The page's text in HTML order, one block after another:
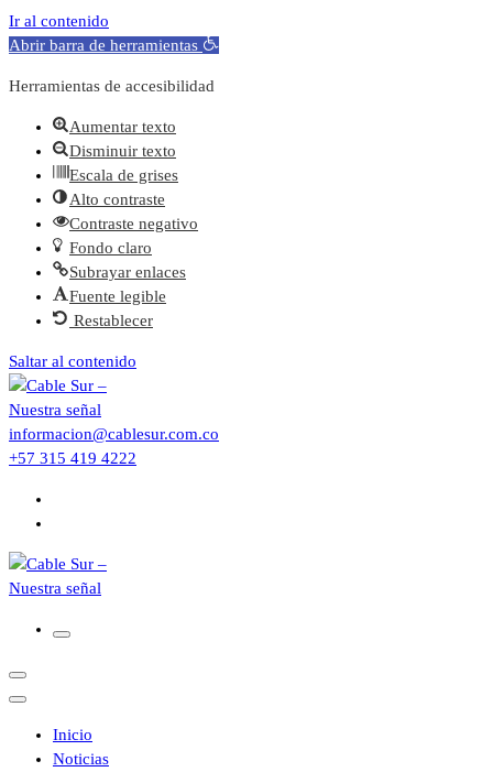
Ir al contenido
Abrir barra de herramientas
Herramientas de accesibilidad
Aumentar texto
Disminuir texto
Escala de grises
Alto contraste
Contraste negativo
Fondo claro
Subrayar enlaces
Fuente legible
Restablecer
Saltar al contenido
informacion@cablesur.com.co
+57 315 419 4222
Inicio
Noticias